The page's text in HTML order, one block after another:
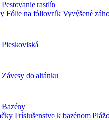
Pestovanie rastlín
Fólie na fóliovník Vyvýšené
Pieskoviská
Závesy do altánku
Bazény
Príslušenstvo k bazénom